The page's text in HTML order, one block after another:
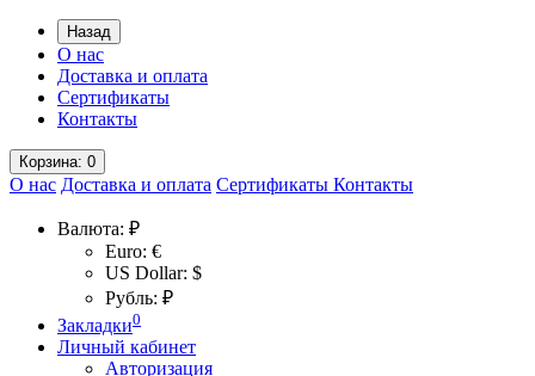
Назад
О нас
Доставка и оплата
Сертификаты
Контакты
Корзина: 0
О нас Доставка и оплата Сертификаты Контакты
Валюта: ₽
Euro: €
US Dollar: $
Рубль: ₽
Закладки0
Личный кабинет
Авторизация